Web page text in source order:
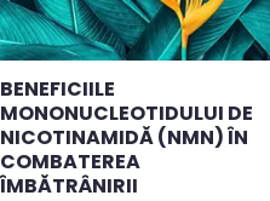
BENEFICIILE
MONONUCLEOTIDULUI DE
NICOTINAMIDĂ (NMN) ÎN
COMBATEREA
ÎMBĂTRÂNIRII